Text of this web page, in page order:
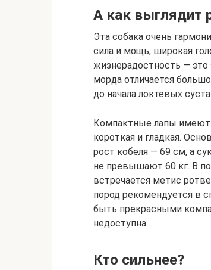
А как выглядит
Эта собака очень
сила и мощь, широкая
жизнерадостность —
морда отличается
до начала локтевых
Компактные лапы имеют
короткая и гладкая.
рост кобеля — 69 см, а
не превышают 60 кг. В
встречается метис
пород рекомендуется в
быть прекрасными
недоступна.
Кто сильнее?